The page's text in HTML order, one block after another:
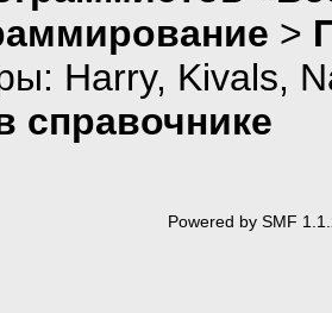
>
Harry, Kivals,
справочнике
Powered by SMF